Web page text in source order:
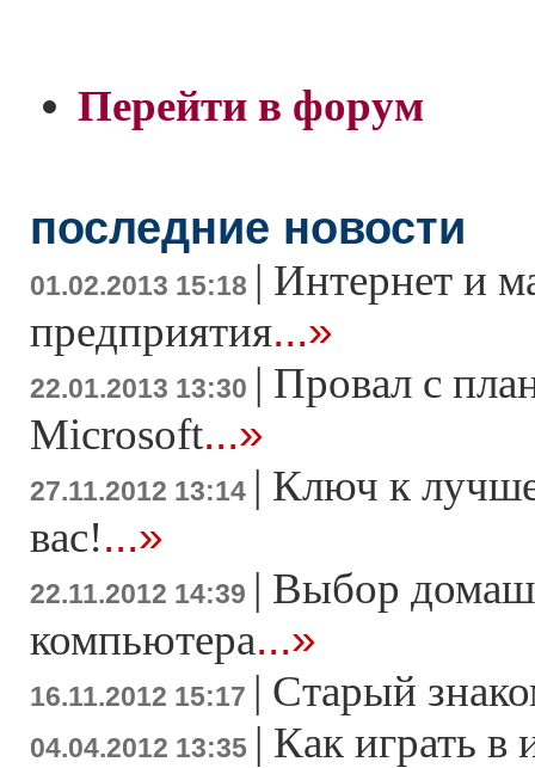
Перейти в форум
последние новости
01.02.2013 15:18 | Интернет и
предприятия...»
22.01.2013 13:30 | Провал с
Microsoft...»
27.11.2012 13:14 | Ключ к
вас!...»
22.11.2012 14:39 | Выбор
компьютера...»
16.11.2012 15:17 | Старый
04.04.2012 13:35 | Как играть в